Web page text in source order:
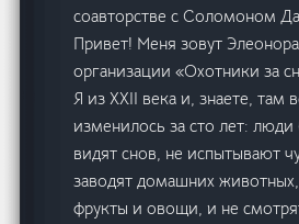
соавторстве с Соломоном
Привет! Меня зовут
организации «Охотники за
Я из XXII века и, знаете, там
изменилось за сто лет:
видят снов, не испытывают
заводят домашних
фрукты и овощи, и не